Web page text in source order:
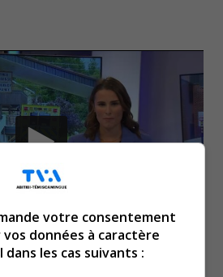
mardi 16 août 2022 :
votre consentement
données à caractère
dans les cas suivants :